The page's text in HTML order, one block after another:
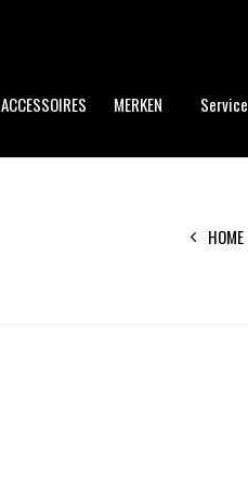
ACCESSOIRES MERKEN Service
HOME